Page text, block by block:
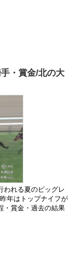
・賞金/北の大
われる夏のビッグレ
年はトップナイフが
・賞金・過去の結果